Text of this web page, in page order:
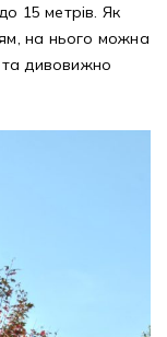
15 метрів. Як
на нього можна
та дивовижно